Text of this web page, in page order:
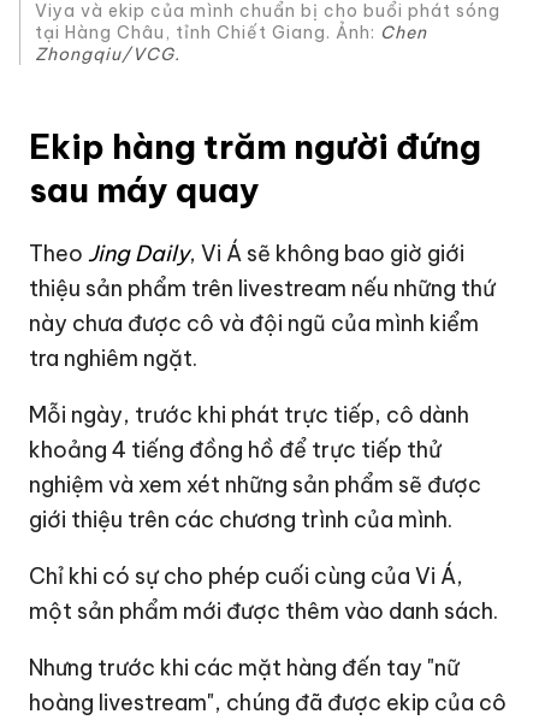
Viya và ekip của mình chuẩn bị cho buổi phát sóng
tại Hàng Châu, tỉnh Chiết Giang. Ảnh: Chen
Zhongqiu/VCG.
Ekip hàng trăm người đứng
sau máy quay
TheoJing Daily, Vi Á sẽ không bao giờ giới
thiệu sản phẩm trên livestream nếu những thứ
này chưa được cô và đội ngũ của mình kiểm
tra nghiêm ngặt.
Mỗi ngày, trước khi phát trực tiếp, cô dành
khoảng 4 tiếng đồng hồ để trực tiếp thử
nghiệm và xem xét những sản phẩm sẽ được
giới thiệu trên các chương trình của mình.
Chỉ khi có sự cho phép cuối cùng của Vi Á,
một sản phẩm mới được thêm vào danh sách.
Nhưng trước khi các mặt hàng đến tay "nữ
hoàng livestream", chúng đã được ekip của cô